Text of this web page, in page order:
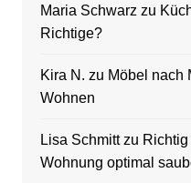
Maria Schwarz zu
Richtige?
Kira N. zu Möbel nach
Wohnen
Lisa Schmittzu
Wohnung optimal